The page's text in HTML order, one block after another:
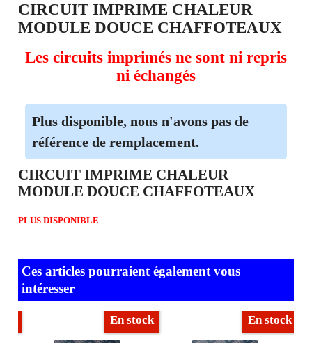
CIRCUIT IMPRIME CHALEUR
MODULE DOUCE CHAFFOTEAUX
Les circuits imprimés ne sont ni repris
ni échangés
Plus disponible, nous n'avons pas de
référence de remplacement.
CIRCUIT IMPRIME CHALEUR
MODULE DOUCE CHAFFOTEAUX
PLUS DISPONIBLE
Ces articles pourraient également vous
intéresser
En stock En stock